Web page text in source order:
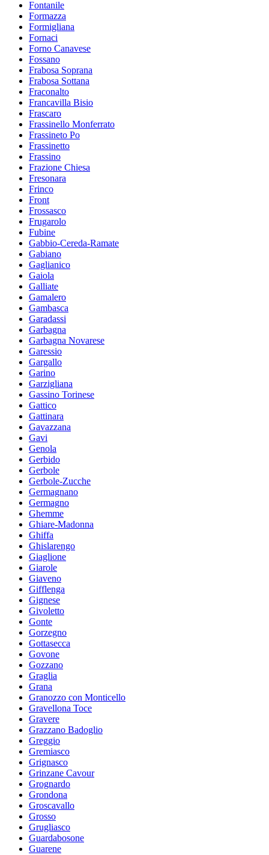
Fontanile
Formazza
Formigliana
Fornaci
Forno Canavese
Fossano
Frabosa Soprana
Frabosa Sottana
Fraconalto
Francavilla Bisio
Frascaro
Frassinello Monferrato
Frassineto Po
Frassinetto
Frassino
Frazione Chiesa
Fresonara
Frinco
Front
Frossasco
Frugarolo
Fubine
Gabbio-Cereda-Ramate
Gabiano
Gaglianico
Gaiola
Galliate
Gamalero
Gambasca
Garadassi
Garbagna
Garbagna Novarese
Garessio
Gargallo
Garino
Garzigliana
Gassino Torinese
Gattico
Gattinara
Gavazzana
Gavi
Genola
Gerbido
Gerbole
Gerbole-Zucche
Germagnano
Germagno
Ghemme
Ghiare-Madonna
Ghiffa
Ghislarengo
Giaglione
Giarole
Giaveno
Gifflenga
Gignese
Givoletto
Gonte
Gorzegno
Gottasecca
Govone
Gozzano
Graglia
Grana
Granozzo con Monticello
Gravellona Toce
Gravere
Grazzano Badoglio
Greggio
Gremiasco
Grignasco
Grinzane Cavour
Grognardo
Grondona
Groscavallo
Grosso
Grugliasco
Guardabosone
Guarene